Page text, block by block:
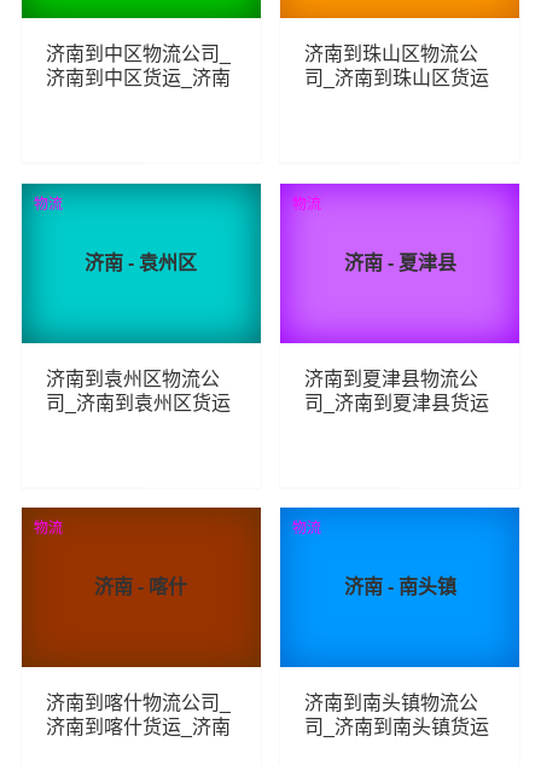
济南到中区物流公司_
济南到中区货运_济南
103 查看详细
济南到珠山区物流公
司_济南到珠山区货运
74 查看详细
济南 - 袁州区
济南到袁州区物流公
司_济南到袁州区货运
78 查看详细
物流
济南 - 夏津县
济南到夏津县物流公
司_济南到夏津县货运
69 查看详细
物流
济南 - 喀什
济南到喀什物流公司_
济南到喀什货运_济南
物流
济南 - 南头镇
济南到南头镇物流公
司_济南到南头镇货运
物流